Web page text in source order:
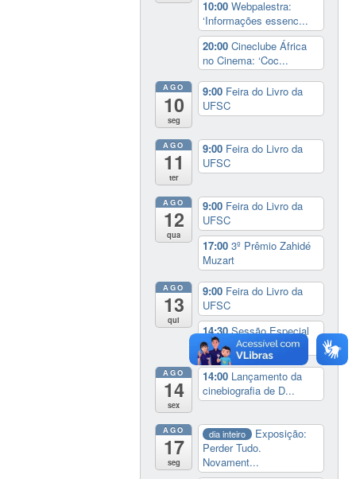
10:00Webpalestra:
‘Informações essenc...
20:00Cineclube África
no Cinema: ‘Coc...
AGO
10
seg
9:00 Feira do Livro da
UFSC
AGO
11
ter
9:00 Feira do Livro da
UFSC
AGO
12
qua
9:00 Feira do Livro da
UFSC
17:003º Prêmio Zahidé
Muzart
AGO
13
qui
9:00 Feira do Livro da
UFSC
14:30Sessão Especial
do Conselho Esta...
AGO
14
sex
14:00 Lançamento da
cinebiografia de D...
AGO
17
seg
dia inteiro
Exposição:
Perder Tudo.
Novament...